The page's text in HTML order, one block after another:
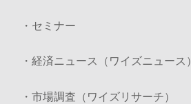
・セミナー
・経済ニュース（ワイズニュース）
・市場調査（ワイズリサーチ）